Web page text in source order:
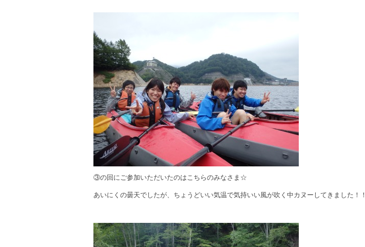
③の回にご参加いただいたのはこちらのみなさま☆
あいにくの曇天でしたが、ちょうどいい気温で気持いい風が吹く中カヌーしてきました！！